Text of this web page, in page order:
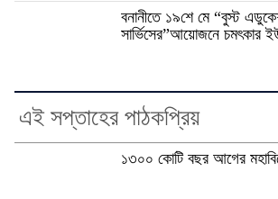
বনানীতে ১৯শে মে “বুস্ট
সার্ভিসের”আয়োজনে চমৎকার
এই সপ্তাহের পাঠকপ্রিয়
১৩০০ কোটি বছর আগের